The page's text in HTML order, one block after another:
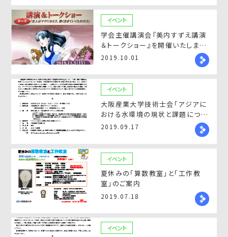
イベント
学会主催講演会『美内すずえ講演
＆トークショー』を開催いたしま
す！
2019.10.01
イベント
大阪産業大学技術士会「アジアに
おける水環境の現状と課題につい
て」講演会開催のご案内
2019.09.17
イベント
夏休みの「算数教室」と「工作教
室」のご案内
2019.07.18
イベント